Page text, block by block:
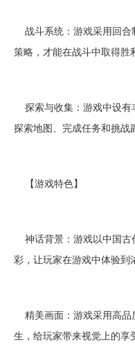
战斗系统：游戏采用回合
策略，才能在战斗中取得胜
探索与收集：游戏中设有
探索地图、完成任务和挑战
【游戏特色】
神话背景：游戏以中国古
彩，让玩家在游戏中体验到
精美画面：游戏采用高品
生，给玩家带来视觉上的享